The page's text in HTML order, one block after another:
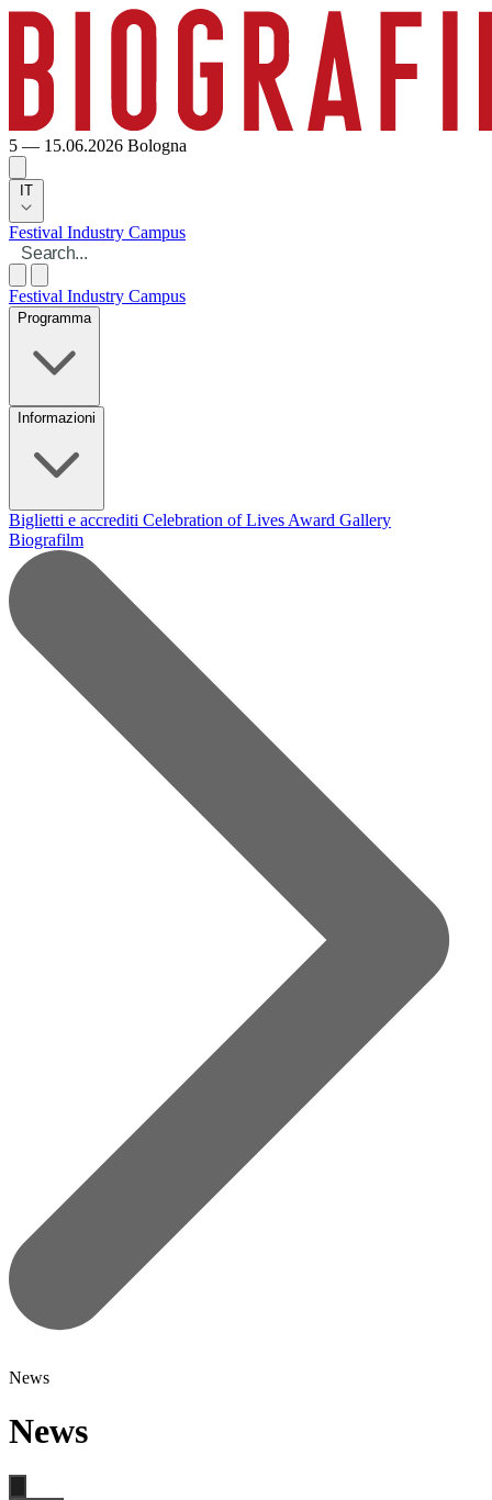
5 — 15.06.2026 Bologna
IT
Festival Industry Campus
Festival Industry Campus
Programma
Informazioni
Biglietti e accrediti Celebration of Lives Award Gallery
Biografilm
News
News